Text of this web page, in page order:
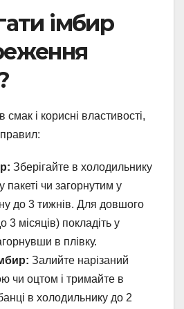
імбир
смак і корисні властивості,
Зберігайте в холодильнику
чи загорнутим у
до 3 тижнів. Для довшого
3 місяців) покладіть у
в плівку.
Залийте нарізаний
чи оцтом і тримайте в
в холодильнику до 2